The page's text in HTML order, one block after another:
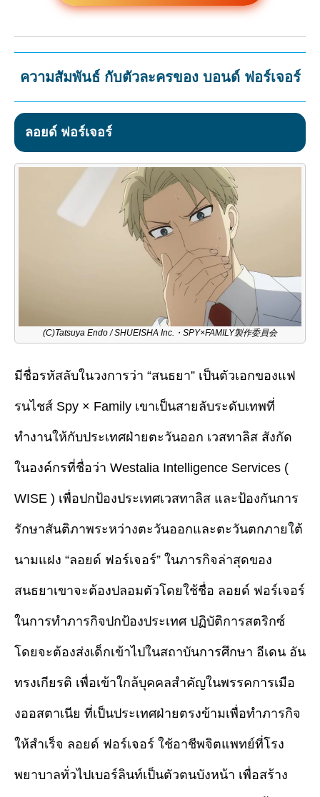
ความสัมพันธ์ กับตัวละครของ บอนด์ ฟอร์เจอร์
ลอยด์ ฟอร์เจอร์
(C)Tatsuya Endo / SHUEISHA Inc.・SPY×FAMILY製作委員会
มีชื่อรหัสลับในวงการว่า “สนธยา” เป็นตัวเอกของแฟ
รนไชส์​ ​Spy × Family เขาเป็นสายลับระดับเทพที่
ทำงานให้กับประเทศฝ่ายตะวันออก เวสทาลิส สังกัด
ในองค์กรที่ชื่อว่า Westalia Intelligence Services (
WISE ) เพื่อปกป้องประเทศเวสทาลิส และป้องกันการ
รักษาสันติภาพระหว่างตะวันออกและตะวันตกภายใต้
นามแฝง “ลอยด์ ฟอร์เจอร์” ในภารกิจล่าสุดของ
สนธยาเขาจะต้องปลอมตัวโดยใช้ชื่อ ลอยด์ ฟอร์เจอร์
ในการทำภารกิจปกป้องประเทศ ปฏิบัติการสตริกซ์
โดยจะต้องส่งเด็กเข้าไปในสถาบันการศึกษา อีเดน อัน
ทรงเกียรติ เพื่อเข้าใกล้บุคคลสำคัญในพรรคการเมือ
งออสตาเนีย ที่เป็นประเทศฝ่ายตรงข้ามเพื่อทำภารกิจ
ให้สำเร็จ ลอยด์ ฟอร์เจอร์ ใช้อาชีพจิตแพทย์ที่โรง
พยาบาลทั่วไปเบอร์ลินท์เป็นตัวตนบังหน้า เพื่อสร้าง